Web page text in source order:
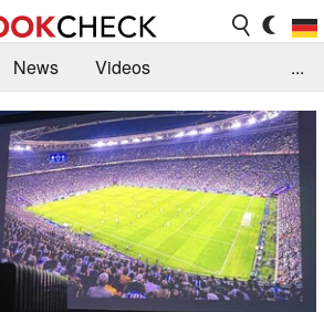
News
Videos
Externe Tests
Deals Suche
Jobs
...